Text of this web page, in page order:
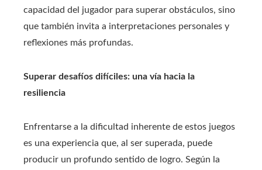
capacidad del jugador para superar obstáculos, sino
que también invita a interpretaciones personales y
reflexiones más profundas.
Superar desafíos difíciles: una vía hacia la
resiliencia
Enfrentarse a la dificultad inherente de estos juegos
es una experiencia que, al ser superada, puede
producir un profundo sentido de logro. Según la